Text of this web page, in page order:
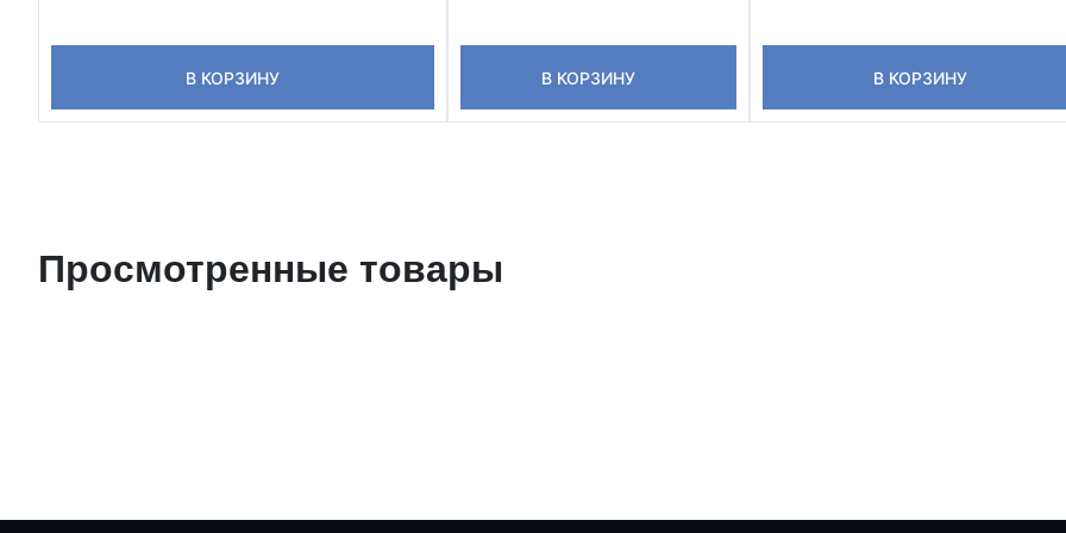
В КОРЗИНУ В КОРЗИНУ В КОРЗИНУ
Просмотренные товары